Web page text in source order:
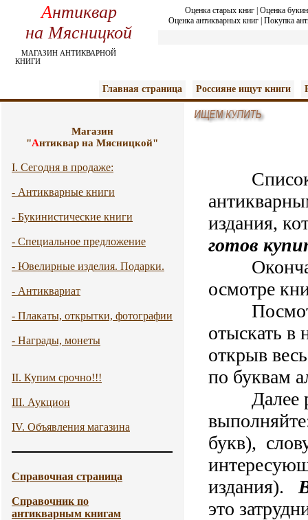
Антиквар
на Мясницкой
МАГАЗИН АНТИКВАРНОЙ
КНИГИ
Оценка старых книг| Оценка
Оценка антикварных книг Покупка
Главная страница Россияне ищут книги
Магазин
"Антиквар на Мясницкой"
I. Сегодня в продаже:
- Антикварные книги
- Букинистические книги
- Специальное предложение
- Ювелирные изделия. Подарки.
- Антиквариат
- Плакаты, открытки, фотографии
- Награды, монеты
II. Купим срочно!!!
III. Аукцион
IV. Объявления магазина
Справочная страница
Справочник по
антикварным книгам
издания,
готов
осмотре
отыскать
открыв
по буквам
Далее
букв),
издания).
это